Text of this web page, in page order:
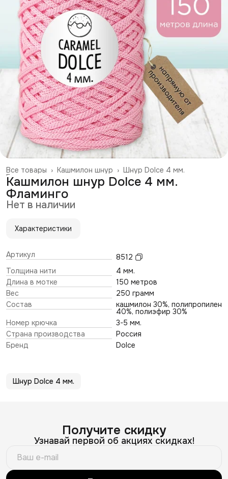
Шнур Dolce 4 мм.
Кашмилон шнур ›
Все товары ›
Главная ›
Кашмилон шнур Dolce 4 мм.
Фламинго
Нет в наличии
Характеристики
Артикул
8512
Толщина нити
4 мм.
Длина в мотке
150 метров
Вес
250 грамм
Состав
кашмилон 30%, полипропилен
40%, полиэфир 30%
Номер крючка
3-5 мм.
Страна производства
Россия
Бренд
Dolce
Шнур Dolce 4 мм.
Получите скидку
Узнавай первой об акциях скидках!